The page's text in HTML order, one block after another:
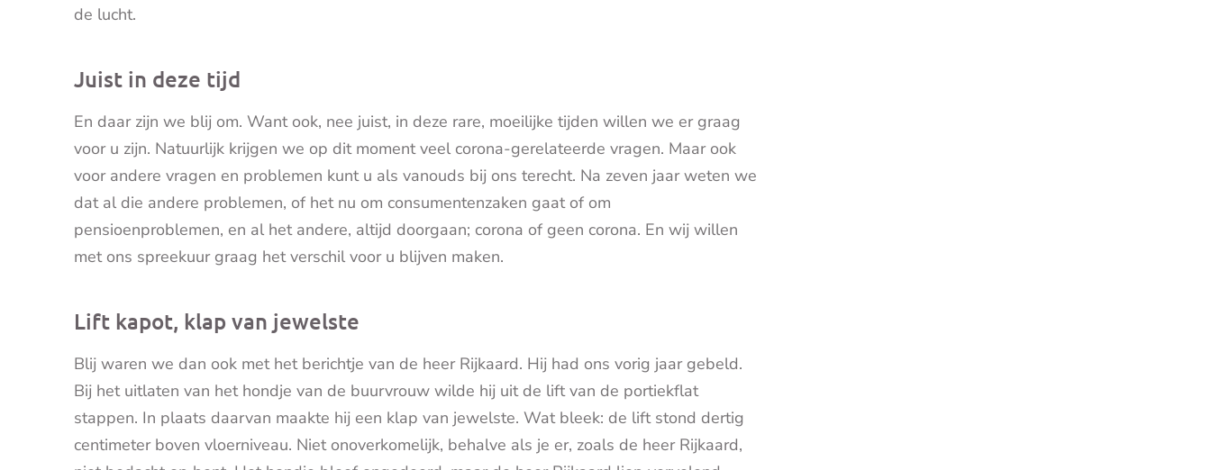
de lucht.
Juist in deze tijd
En daar zijn we blij om. Want ook, nee juist, in deze rare, moeilijke tijden willen we er graag
voor u zijn. Natuurlijk krijgen we op dit moment veel corona-gerelateerde vragen. Maar ook
voor andere vragen en problemen kunt u als vanouds bij ons terecht. Na zeven jaar weten we
dat al die andere problemen, of het nu om consumentenzaken gaat of om
pensioenproblemen, en al het andere, altijd doorgaan; corona of geen corona. En wij willen
met ons spreekuur graag het verschil voor u blijven maken.
Lift kapot, klap van jewelste
Blij waren we dan ook met het berichtje van de heer Rijkaard. Hij had ons vorig jaar gebeld.
Bij het uitlaten van het hondje van de buurvrouw wilde hij uit de lift van de portiekflat
stappen. In plaats daarvan maakte hij een klap van jewelste. Wat bleek: de lift stond dertig
centimeter boven vloerniveau. Niet onoverkomelijk, behalve als je er, zoals de heer Rijkaard,